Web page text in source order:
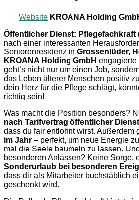
Website KROANA Holding
Öffentlicher Dienst: Pflegefachkraft
nach einer interessanten
Seniorenresidenz in Grossenlüder,
KROANA Holding GmbH engagierte
geht’s nicht nur um einen Job,
das Leben älterer Menschen positiv
dein Herz für die Pflege schlägt,
richtig sein!
Was macht die Position besonders?
nach Tarifvertrag öffentlicher
dass du fair entlohnt wirst. Außerdem
im Jahr – perfekt, um neue Energie
mal die Seele baumeln zu lassen.
besonderen Anlässen? Keine Sorge,
Sonderurlaub bei besonderen
dass dir als Mitarbeiter buchstäblich
geschenkt wird.